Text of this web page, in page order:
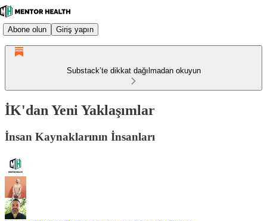
Abone olun Giriş yapın
Substack’te dikkat dağılmadan okuyun
İK'dan Yeni Yaklaşımlar
İnsan Kaynaklarının İnsanları